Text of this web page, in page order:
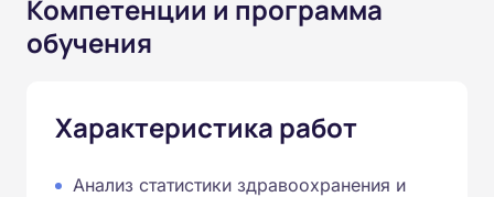
Компетенции и программа
обучения
Характеристика работ
Анализ статистики здравоохранения и